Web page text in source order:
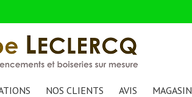
NOS CLIENTS AVIS MAGASIN